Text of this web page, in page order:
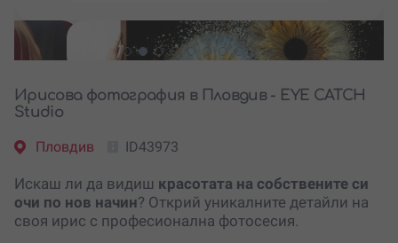
Ирисова фотография в Пловдив - EYE CATCH
Studio
Пловдив ID43973
Искаш ли да видиш красотата на собствените си
очи по нов начин? Открий уникалните детайли на
своя ирис с професионална фотосесия.